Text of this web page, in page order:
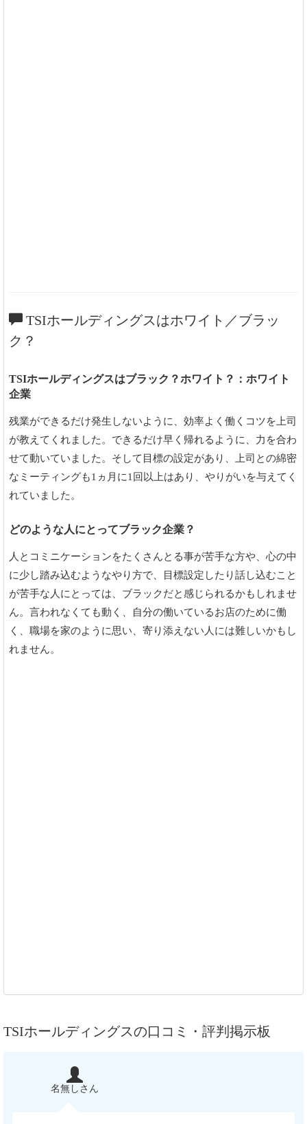
TSIホールディングスはホワイト／ブラッ
ク？
TSIホールディングスはブラック？ホワイト？：ホワイト
企業
残業ができるだけ発生しないように、効率よく働くコツを上司
が教えてくれました。できるだけ早く帰れるように、力を合わ
せて動いていました。そして目標の設定があり、上司との綿密
なミーティングも1ヵ月に1回以上はあり、やりがいを与えてく
れていました。
どのような人にとってブラック企業？
人とコミニケーションをたくさんとる事が苦手な方や、心の中
に少し踏み込むようなやり方で、目標設定したり話し込むこと
が苦手な人にとっては、ブラックだと感じられるかもしれませ
ん。言われなくても動く、自分の働いているお店のために働
く、職場を家のように思い、寄り添えない人には難しいかもし
れません。
TSIホールディングスの口コミ・評判掲示板
名無しさん